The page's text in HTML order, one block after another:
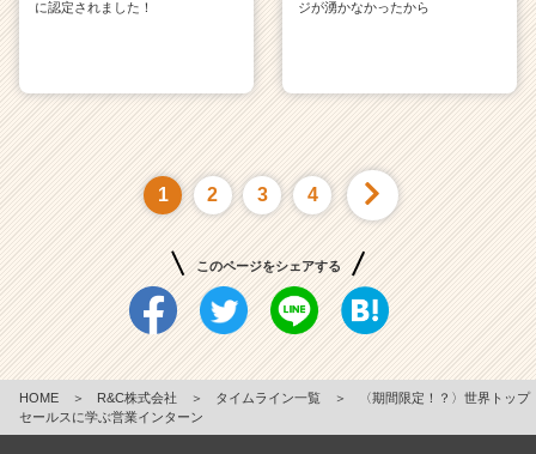
に認定されました！
ジが湧かなかったから
1 2 3 4
このページをシェアする
HOME ＞ R&C株式会社 ＞ タイムライン一覧 ＞
〈期間限定！？〉世界トップ
セールスに学ぶ営業インターン